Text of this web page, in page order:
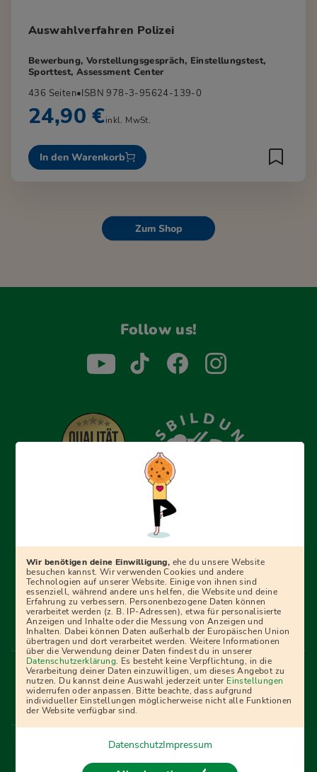
Auswahlverfahren Polizei
Bewerbung, Vorstellungsgespräch, Einstellungstest,
Sporttest, Assessment Center
436 Seiten•ISBN 978-3-95624-139-0
24,90 €inkl. MwSt.
In den Warenkorb
Zum Shop
Follow us!
Erfolgreich bewerben mit Ausbildungspark: Wir
begleiten dich Schritt für Schritt bei deinem Start in den
Ratgebern und Prüfungspaketen, interaktiven
Videokursen und vielem mehr. Für alle, die was werden
wollen!
Menü Fußleiste
Impressum Bildquellen Presse
Mediadaten
Partner
AGB Datenschutz
Widerrufsbelehrung
Bestellung
Affiliate Partner Cookies
Vertrag widerrufen
Wir benötigen deine Einwilligung, ehe du unsere Website
besuchen kannst. Wir verwenden Cookies und andere
Technologien auf unserer Website. Einige von ihnen sind
essenziell, während andere uns helfen, die Website und deine
Erfahrung zu verbessern. Personenbezogene Daten können
verarbeitet werden (z. B. IP-Adressen), etwa für personalisierte
Anzeigen und Inhalte oder die Messung von Anzeigen und
Inhalten. Dabei können Daten außerhalb der Europäischen Union
übertragen und dort verarbeitet werden. Weitere Informationen
über die Verwendung deiner Daten findest du in unserer
Datenschutzerklärung. Es besteht keine Verpflichtung, in die
Verarbeitung deiner Daten einzuwilligen, um dieses Angebot zu
nutzen. Du kannst deine Auswahl jederzeit unter Einstellungen
widerrufen oder anpassen. Bitte beachte, dass aufgrund
individueller Einstellungen möglicherweise nicht alle Funktionen
der Website verfügbar sind.
DatenschutzImpressum